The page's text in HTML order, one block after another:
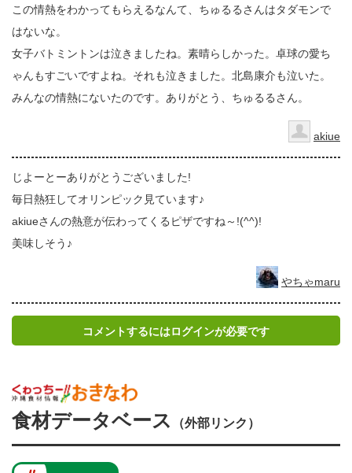
この情熱をわかってもらえるなんて、ちゅるるさんはタダモンで
はないな。
女子バトミントンは泣きましたね。素晴らしかった。卓球の愛ち
ゃんもすごいですよね。それも泣きました。北島康介も泣いた。
みんなの情熱にないたのです。ありがとう、ちゅるるさん。
akiue
じよーとーありがとうございました!
毎日熱狂してオリンピック見ています♪
akiueさんの熱意が伝わってくるピザですね～!(^^)!
美味しそう♪
やちゃmaru
コメントするにはログインが必要です
食材データベース （外部リンク）